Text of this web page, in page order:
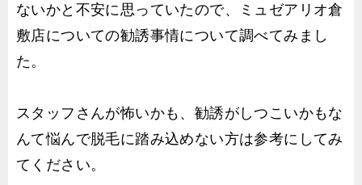
ないかと不安に思っていたので、ミュゼアリオ倉
敷店についての勧誘事情について調べてみまし
た。
スタッフさんが怖いかも、勧誘がしつこいかもな
んて悩んで脱毛に踏み込めない方は参考にしてみ
てください。